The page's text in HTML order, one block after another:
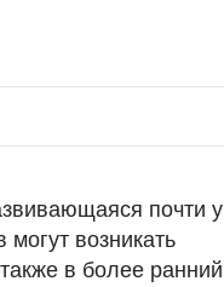
почти у
возникать
в более ранний